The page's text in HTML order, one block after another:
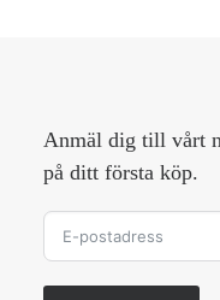
Anmäl dig till vårt
på ditt första köp.